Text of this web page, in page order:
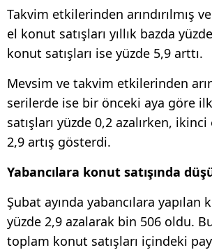
Takvim etkilerinden arındırılmış
el konut satışları yıllık bazda
konut satışları ise yüzde 5,9 arttı.
Mevsim ve takvim etkilerinden
serilerde ise bir önceki aya göre
satışları yüzde 0,2 azalırken,
2,9 artış gösterdi.
Yabancılara konut satışında
Şubat ayında yabancılara yapılan
yüzde 2,9 azalarak bin 506 oldu.
toplam konut satışları içindeki